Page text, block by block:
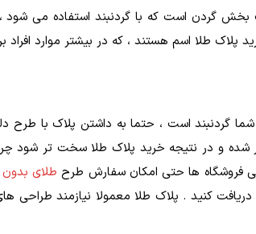
بخش گردن است که با گردنبند استفاده می شود
پلاک طلا اسم هستند ، که در بیشتر موارد
گردنبند است ، حتما به داشتن پلاک با
و در نتیجه خرید پلاک طلا سخت تر شود
فروشگاه ها حتی امکان سفارش طرح طلای
دریافت کنید . پلاک طلا معمولا نیازمند